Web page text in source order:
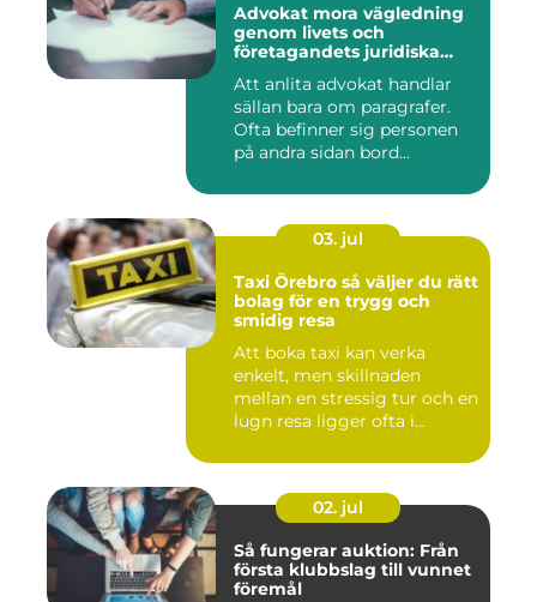
Advokat mora vägledning
genom livets och
företagandets juridiska
Att anlita advokat handlar
sällan bara om paragrafer.
Ofta befinner sig personen
på andra sidan bord...
03. jul
Taxi Örebro så väljer du rätt
bolag för en trygg och
smidig resa
Att boka taxi kan verka
enkelt, men skillnaden
mellan en stressig tur och en
lugn resa ligger ofta i...
02. jul
Så fungerar auktion: Från
första klubbslag till vunnet
föremål